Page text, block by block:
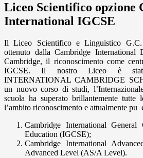
Liceo Scientifico opzione
International IGCSE
Il Liceo Scientifico e Linguistico
ottenuto dalla Cambridge International
Cambridge, il riconoscimento come
IGCSE. Il nostro Liceo è
INTERNATIONAL CAMBRIDGE
un nuovo corso di studi,
scuola ha superato brillantemente tutte
l’ambito riconoscimento e attualmente pu
Cambridge International
Education (IGCSE);
Cambridge International
Advanced Level (AS/A Level).